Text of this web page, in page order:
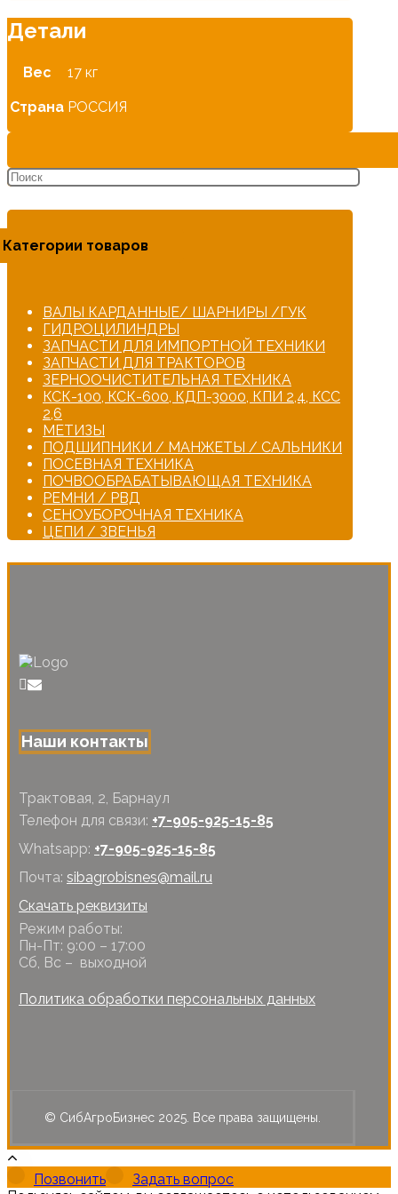
Детали
Вес 17 кг
Страна РОССИЯ
Категории товаров
ВАЛЫ КАРДАННЫЕ/ ШАРНИРЫ /ГУК
ГИДРОЦИЛИНДРЫ
ЗАПЧАСТИ ДЛЯ ИМПОРТНОЙ ТЕХНИКИ
ЗАПЧАСТИ ДЛЯ ТРАКТОРОВ
ЗЕРНООЧИСТИТЕЛЬНАЯ ТЕХНИКА
КСК-100, КСК-600, КДП-3000, КПИ 2,4, КСС
2,6
МЕТИЗЫ
ПОДШИПНИКИ / МАНЖЕТЫ / САЛЬНИКИ
ПОСЕВНАЯ ТЕХНИКА
ПОЧВООБРАБАТЫВАЮЩАЯ ТЕХНИКА
РЕМНИ / РВД
СЕНОУБОРОЧНАЯ ТЕХНИКА
ЦЕПИ / ЗВЕНЬЯ
Наши контакты
Трактовая, 2, Барнаул
Телефон для связи: +7-905-925-15-85
Whatsapp: +7-905-925-15-85
Почта: sibagrobisnes@mail.ru
Скачать реквизиты
Режим работы:
Пн-Пт: 9:00 – 17:00
Сб, Вс – выходной
Политика обработки персональных данных
© СибАгроБизнес 2025. Все права защищены.
Позвонить
Задать вопрос